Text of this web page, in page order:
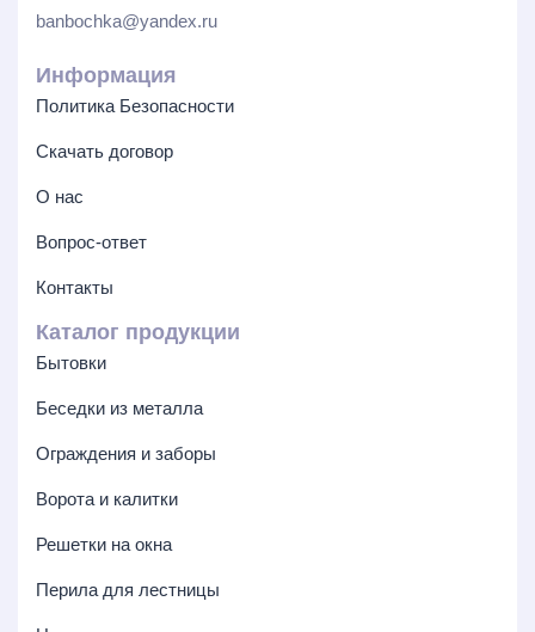
banbochka@yandex.ru
Информация
Политика Безопасности
Скачать договор
О нас
Вопрос-ответ
Контакты
Каталог продукции
Бытовки
Беседки из металла
Ограждения и заборы
Ворота и калитки
Решетки на окна
Перила для лестницы